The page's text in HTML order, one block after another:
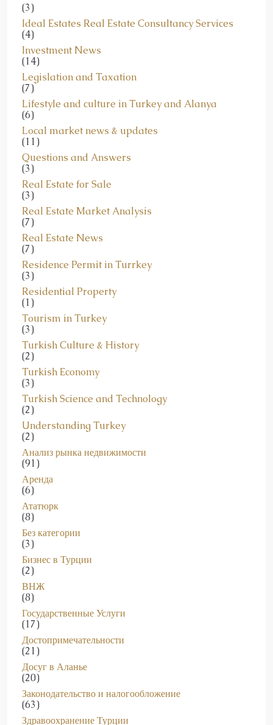
Ideal Estates Real Estate Consultancy Services
(4)
Investment News
(14)
Legislation and Taxation
(7)
Lifestyle and culture in Turkey and Alanya
(6)
Local market news & updates
(11)
Questions and Answers
(3)
Real Estate for Sale
(3)
Real Estate Market Analysis
(7)
Real Estate News
(7)
Residence Permit in Turrkey
(3)
Residential Property
(1)
Tourism in Turkey
(3)
Turkish Culture & History
(2)
Turkish Economy
(3)
Turkish Science and Technology
(2)
Understanding Turkey
(2)
Анализ рынка недвижимости
(91)
Аренда
(6)
Ататюрк
(8)
Без категории
(3)
Бизнес в Турции
(2)
ВНЖ
(8)
Государственные Услуги
(17)
Достопримечательности
(21)
Досуг в Аланье
(20)
Законодательство и налогообложение
(63)
Здравоохранение Турции
(6)